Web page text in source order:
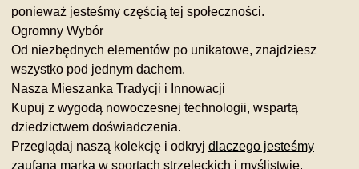
ponieważ jesteśmy częścią tej społeczności.
Ogromny Wybór
Od niezbędnych elementów po unikatowe, znajdziesz
wszystko pod jednym dachem.
Nasza Mieszanka Tradycji i Innowacji
Kupuj z wygodą nowoczesnej technologii, wspartą
dziedzictwem doświadczenia.
Przeglądaj naszą kolekcję i odkryj dlaczego jesteśmy
zaufaną marką w sportach strzeleckich i myślistwie.